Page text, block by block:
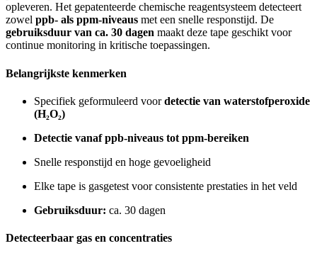
opleveren. Het gepatenteerde chemische reagentsysteem detecteert
zowel ppb- als ppm-niveaus met een snelle responstijd. De
gebruiksduur van ca. 30 dagen maakt deze tape geschikt voor
continue monitoring in kritische toepassingen.
Belangrijkste kenmerken
Specifiek geformuleerd voordetectie van waterstofperoxide
(H₂O₂)
Detectie vanaf ppb-niveaus tot ppm-bereiken
Snelle responstijd en hoge gevoeligheid
Elke tape is gasgetest voor consistente prestaties in het veld
Gebruiksduur: ca. 30 dagen
Detecteerbaar gas en concentraties